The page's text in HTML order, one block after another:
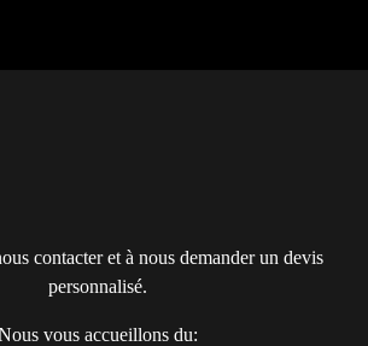
contacter et à nous demander un devis
personnalisé.
vous accueillons du: